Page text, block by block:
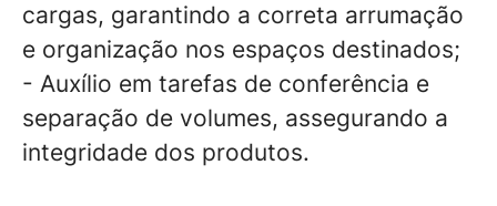
cargas, garantindo a correta arrumação
e organização nos espaços destinados;
- Auxílio em tarefas de conferência e
separação de volumes, assegurando a
integridade dos produtos.